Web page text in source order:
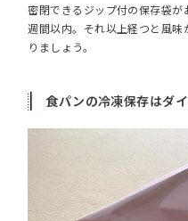
密閉できるジップ付の保存袋
週間以内。それ以上経つと風
りましょう。
食パンの冷凍保存はダ